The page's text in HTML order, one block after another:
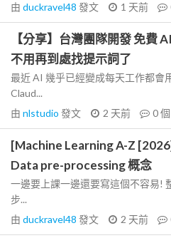
由 duckravel48 發文 1 天前
【分享】台灣團隊開發 免費
不用再到處找提示詞了
最近 AI 幾乎已經變成每天工作都會
Claud...
由 nlstudio 發文 2 天前 0
[Machine Learning A-Z
Data pre-processing 概念
一邊要上課一邊還要寫這個不容易!
步...
由 duckravel48 發文 2 天前